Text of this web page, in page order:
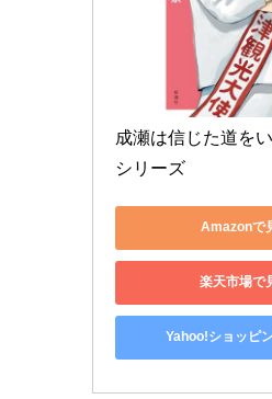
成瀬は信じた道を
シリーズ
Amazonで
楽天市場で
Yahoo!ショッピ